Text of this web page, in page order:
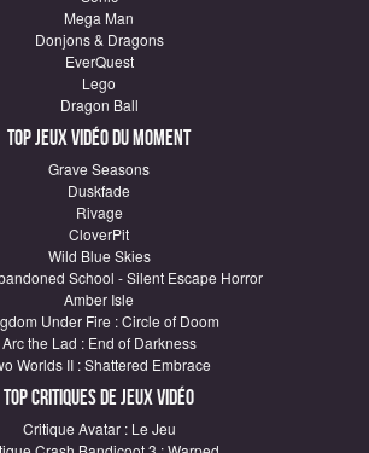
Mega Man
Donjons & Dragons
EverQuest
Lego
Dragon Ball
Top Jeux vidéo du moment
Grave Seasons
Duskfade
Rivage
CloverPit
Wild Blue Skies
School - Silent Escape Horror
Amber Isle
Under Fire : Circle of Doom
Arc the Lad : End of Darkness
Worlds II : Shattered Embrace
Top critiques de Jeux vidéo
Critique Avatar : Le Jeu